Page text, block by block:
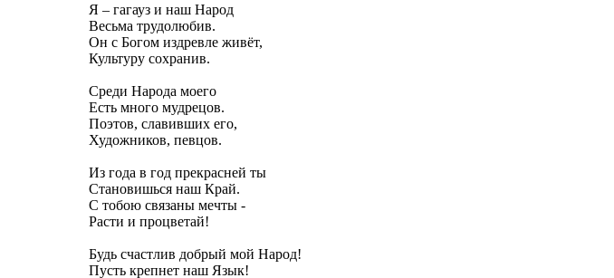
Я – гагауз и наш Народ
Весьма трудолюбив.
Он с Богом издревле живёт,
Культуру сохранив.
Среди Народа моего
Есть много мудрецов.
Поэтов, славивших его,
Художников, певцов.
Из года в год прекрасней ты
Становишься наш Край.
С тобою связаны мечты -
Расти и процветай!
Будь счастлив добрый мой Народ!
Пусть крепнет наш Язык!